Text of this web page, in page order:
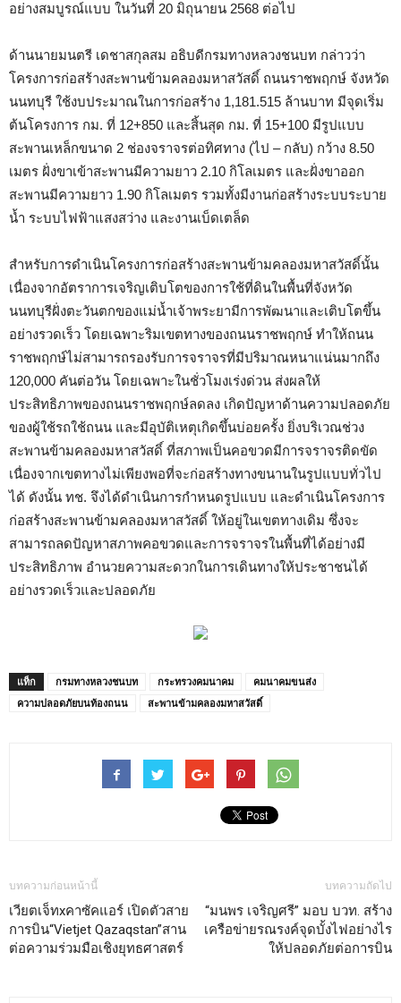
อย่างสมบูรณ์แบบ ในวันที่ 20 มิถุนายน 2568 ต่อไป
ด้านนายมนตรี เดชาสกุลสม อธิบดีกรมทางหลวงชนบท กล่าวว่า
โครงการก่อสร้างสะพานข้ามคลองมหาสวัสดิ์ ถนนราชพฤกษ์ จังหวัด
นนทบุรี ใช้งบประมาณในการก่อสร้าง 1,181.515 ล้านบาท มีจุดเริ่ม
ต้นโครงการ กม. ที่ 12+850 และสิ้นสุด กม. ที่ 15+100 มีรูปแบบ
สะพานเหล็กขนาด 2 ช่องจราจรต่อทิศทาง (ไป – กลับ) กว้าง 8.50
เมตร ฝั่งขาเข้าสะพานมีความยาว 2.10 กิโลเมตร และฝั่งขาออก
สะพานมีความยาว 1.90 กิโลเมตร รวมทั้งมีงานก่อสร้างระบบระบาย
น้ำ ระบบไฟฟ้าแสงสว่าง และงานเบ็ดเตล็ด
สำหรับการดำเนินโครงการก่อสร้างสะพานข้ามคลองมหาสวัสดิ์นั้น
เนื่องจากอัตราการเจริญเติบโตของการใช้ที่ดินในพื้นที่จังหวัด
นนทบุรีฝั่งตะวันตกของแม่น้ำเจ้าพระยามีการพัฒนาและเติบโตขึ้น
อย่างรวดเร็ว โดยเฉพาะริมเขตทางของถนนราชพฤกษ์ ทำให้ถนน
ราชพฤกษ์ไม่สามารถรองรับการจราจรที่มีปริมาณหนาแน่นมากถึง
120,000 คันต่อวัน โดยเฉพาะในชั่วโมงเร่งด่วน ส่งผลให้
ประสิทธิภาพของถนนราชพฤกษ์ลดลง เกิดปัญหาด้านความปลอดภัย
ของผู้ใช้รถใช้ถนน และมีอุบัติเหตุเกิดขึ้นบ่อยครั้ง ยิ่งบริเวณช่วง
สะพานข้ามคลองมหาสวัสดิ์ ที่สภาพเป็นคอขวดมีการจราจรติดขัด
เนื่องจากเขตทางไม่เพียงพอที่จะก่อสร้างทางขนานในรูปแบบทั่วไป
ได้ ดังนั้น ทช. จึงได้ดำเนินการกำหนดรูปแบบ และดำเนินโครงการ
ก่อสร้างสะพานข้ามคลองมหาสวัสดิ์ ให้อยู่ในเขตทางเดิม ซึ่งจะ
สามารถลดปัญหาสภาพคอขวดและการจราจรในพื้นที่ได้อย่างมี
ประสิทธิภาพ อำนวยความสะดวกในการเดินทางให้ประชาชนได้
อย่างรวดเร็วและปลอดภัย
แท็ก กรมทางหลวงชนบท กระทรวงคมนาคม
คมนาคมขนส่ง
ความปลอดภัยบนท้องถนน
สะพานข้ามคลองมหาสวัสดิ์
บทความก่อนหน้านี้
เวียตเจ็ทxคาซัคแอร์ เปิดตัวสาย
การบิน“Vietjet Qazaqstan”สาน
ต่อความร่วมมือเชิงยุทธศาสตร์
บทความถัดไป
“มนพร เจริญศรี” มอบ บวท. สร้าง
เครือข่ายรณรงค์จุดบั้งไฟอย่างไร
ให้ปลอดภัยต่อการบิน